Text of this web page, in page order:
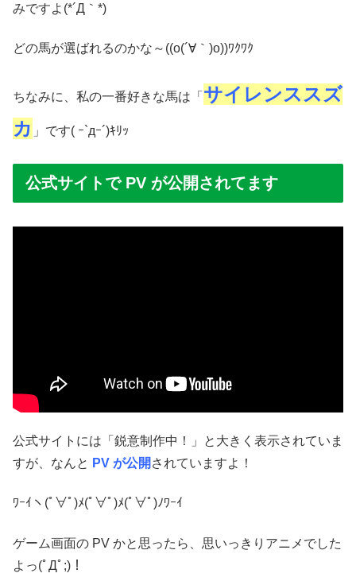
みですよ(*´Д｀*)
どの馬が選ばれるのかな～((o(´∀｀)o))ﾜｸﾜｸ
ちなみに、私の一番好きな馬は「 サイレンススズ
カ 」です( ｰ`дｰ´)ｷﾘｯ
公式サイトで PV が公開されてます
公式サイトには「鋭意制作中！」と大きく表示されていま
すが、なんと PV が公開 されていますよ！
ﾜｰｲヽ(ﾟ∀ﾟ)ﾒ(ﾟ∀ﾟ)ﾒ(ﾟ∀ﾟ)ﾉﾜｰｲ
ゲーム画面の PV かと思ったら、思いっきりアニメでした
よっ(ﾟДﾟ;)！